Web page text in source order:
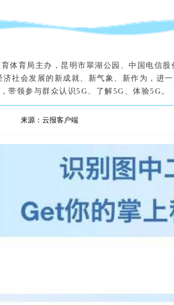
体育局主办，昆明市翠湖公园、中国电信
社会发展的新成就、新气象、新作为，进
带领参与群众认识5G、了解5G、体验5G。
来源： 云报客户端